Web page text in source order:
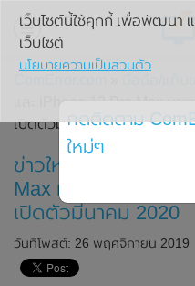
และ iPhone 12 Pro Max มา
เปิดตัวมีนาคม 2020
ข่าวใหม่ iPhone 12
Max มาพร้อมแรม
เปิดตัวมีนาคม 2020
วันที่โพสต์: 26 พฤศจิกายน 2019
เว็บไซต์นี้ใช้คุกกี้ เพื่อพัฒนา
เว็บไซต์
นโยบายความเป็นส่วนตัว
กดติดตาม
ใหม่ๆ